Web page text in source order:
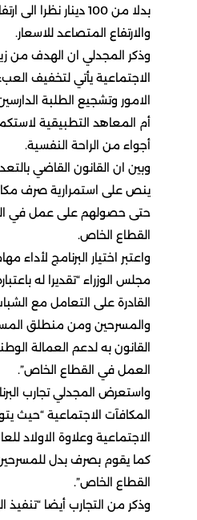
بدلا من 100 دينار
والارتفاع المتصاعد للاسعار.
وذكر المجدلي ان الهدف من
الاجتماعية يأتي لتخفيف
الامور وتشجيع الطلبة
أم المعاهد التطبيقية
أجواء من الراحة النفسية.
وبين ان القانون القاضي
ينص على استمرارية صرف
حتى حصولهم على عمل في
القطاع الخاص.
واعتبر اختيار البرنامج
مجلس الوزراء “تقديرا له
القادرة على التعامل مع
والمسرحين ومن منطلق
القانون به لدعم العمالة
العمل في القطاع الخاص”.
واستعرض المجدلي تجارب
المكافآت الاجتماعية “حيث
الاجتماعية وعلاوة الاولاد
كما يقوم بصرف بدل
القطاع الخاص”.
وذكر من التجارب أيضا “تنفيذ